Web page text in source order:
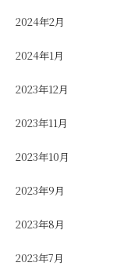
2024年2月
2024年1月
2023年12月
2023年11月
2023年10月
2023年9月
2023年8月
2023年7月